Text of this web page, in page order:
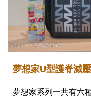
夢想家U型護脊減
夢想家系列一共有六